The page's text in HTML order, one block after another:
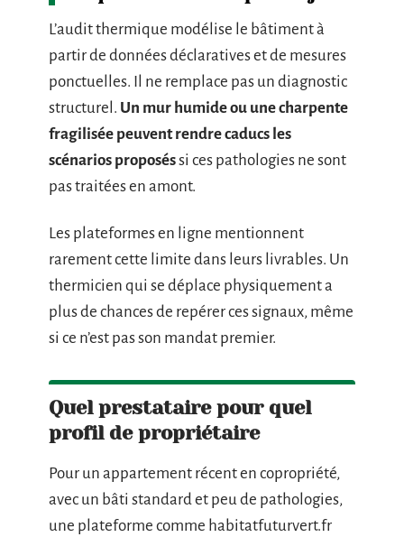
L’audit thermique modélise le bâtiment à
partir de données déclaratives et de mesures
ponctuelles. Il ne remplace pas un diagnostic
structurel. Un mur humide ou une charpente
fragilisée peuvent rendre caducs les
scénarios proposéssi ces pathologies ne sont
pas traitées en amont.
Les plateformes en ligne mentionnent
rarement cette limite dans leurs livrables. Un
thermicien qui se déplace physiquement a
plus de chances de repérer ces signaux, même
si ce n’est pas son mandat premier.
Quel prestataire pour quel
profil de propriétaire
Pour un appartement récent en copropriété,
avec un bâti standard et peu de pathologies,
une plateforme comme habitatfuturvert.fr